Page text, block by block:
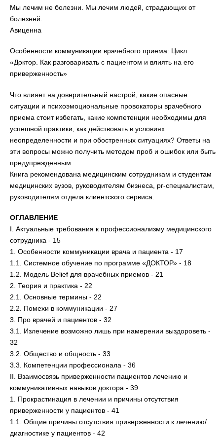
Мы лечим не болезни. Мы лечим людей, страдающих от
болезней.
Авиценна
Особенности коммуникации врачебного приема: Цикл
«Доктор. Как разговаривать с пациентом и влиять на его
приверженность»
Что влияет на доверительный настрой, какие опасные
ситуации и психоэмоциональные провокаторы врачебного
приема стоит избегать, какие компетенции необходимы для
успешной практики, как действовать в условиях
неопределенности и при обостренных ситуациях? Ответы на
эти вопросы можно получить методом проб и ошибок или быть
предупрежденным.
Книга рекомендована медицинским сотрудникам и студентам
медицинских вузов, руководителям бизнеса, pr-специалистам,
руководителям отдела клиентского сервиса.
ОГЛАВЛЕНИЕ
I. Актуальные требования к профессионализму медицинского
сотрудника - 15
1. Особенности коммуникации врача и пациента - 17
1.1. Системное обучение по программе «ДОКТОР» - 18
1.2. Модель Belief для врачебных приемов - 21
2. Теория и практика - 22
2.1. Основные термины - 22
2.2. Помехи в коммуникации - 27
3. Про врачей и пациентов - 32
3.1. Излечение возможно лишь при намерении выздороветь -
32
3.2. Общество и общность - 33
3.3. Компетенции профессионала - 36
II. Взаимосвязь приверженности пациентов лечению и
коммуникативных навыков доктора - 39
1. Прокрастинация в лечении и причины отсутствия
приверженности у пациентов - 41
1.1. Общие причины отсутствия приверженности к лечению/
диагностике у пациентов - 42